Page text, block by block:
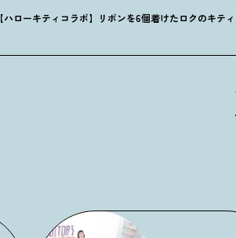
【ハローキティコラボ】リボンを6個着けたロクのキテ